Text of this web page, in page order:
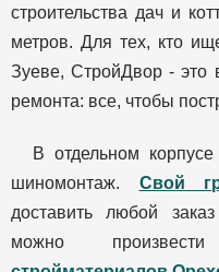
строительства дач и
метров. Для тех, кто
Зуеве, СтройДвор - это
ремонта: все, чтобы
В отдельном
шиномонтаж. Свой
доставить любой
можно